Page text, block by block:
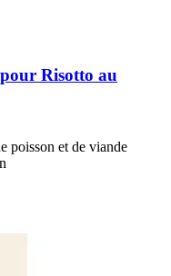
Risotto au
poisson et de viande